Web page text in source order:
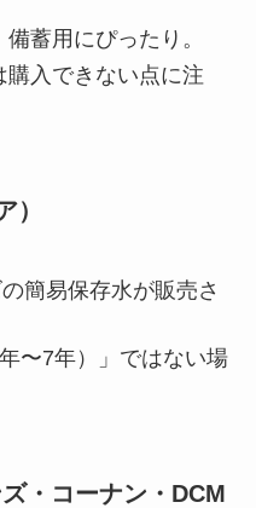
蓄用にぴったり。
入できない点に注
）
簡易保存水が販売さ
〜7年）」ではない場
・コーナン・DCM